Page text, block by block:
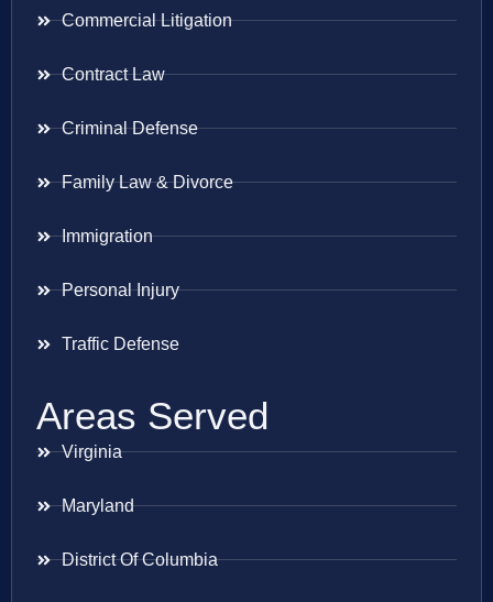
Commercial Litigation
Contract Law
Criminal Defense
Family Law & Divorce
Immigration
Personal Injury
Traffic Defense
Areas Served
Virginia
Maryland
District Of Columbia